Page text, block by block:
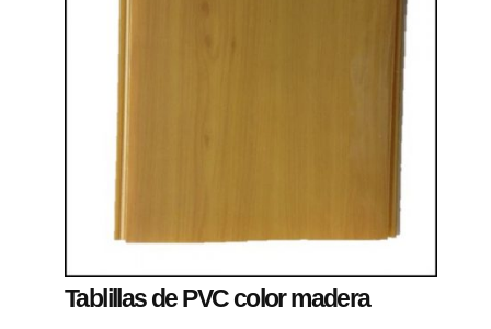
Tablillas de PVC color madera